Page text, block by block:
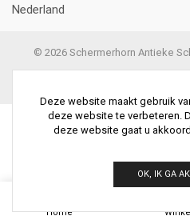
Nederland
© 2026 Schermerhorn Antieke
Home
Deze website maakt gebruik
deze website te verbeteren.
deze website gaat u
OK, IK GA